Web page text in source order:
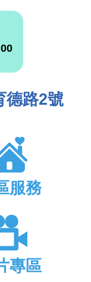
德路2號
服務
專區